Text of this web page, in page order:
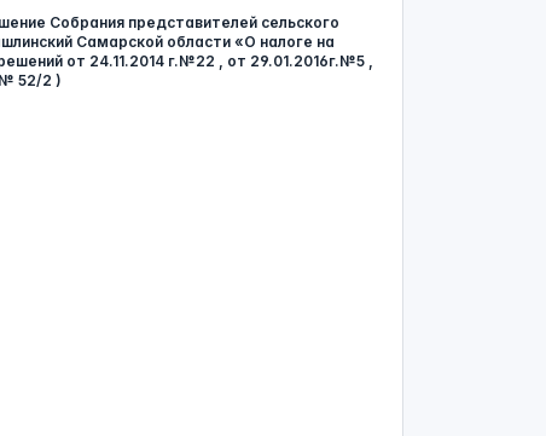
Собрания представителей сельского
Самарской области «О налоге на
от 24.11.2014 г.№22 , от 29.01.2016г.№5 ,
№ 52/2 )